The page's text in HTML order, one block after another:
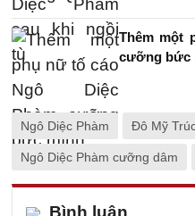
Thêm một
cưỡng bức
Ngô Diệc Phàm Đô Mỹ
Ngô Diệc Phàm cưỡng dâm
Bình luận